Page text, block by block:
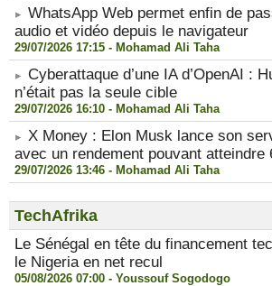
WhatsApp Web permet enfin de
audio et vidéo depuis le navigateur
29/07/2026 17:15 - Mohamad Ali Taha
Cyberattaque d’une IA d’OpenAI :
n’était pas la seule cible
29/07/2026 16:10 - Mohamad Ali Taha
X Money : Elon Musk lance son
avec un rendement pouvant atteindre
29/07/2026 13:46 - Mohamad Ali Taha
TechAfrika
Le Sénégal en tête du financement
le Nigeria en net recul
05/08/2026 07:00 - Youssouf Sogodogo